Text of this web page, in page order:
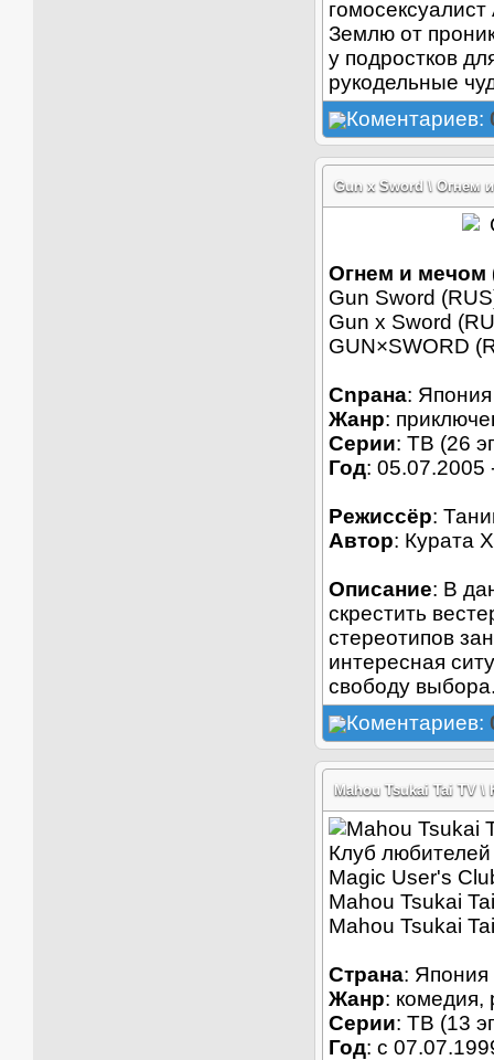
Землю от
у подростков
рукодельные
Коментариев:
Gun x Sword \ Огнем
Огнем и мечом
Gun Sword
Gun x Sword
GUN×SWORD
Cnрана: Япония
Жанр:
Серии: ТВ (26
Год: 05.07.2005
Режиссёр:
Автор: Курата
Описание: В
скрестить
стереотипов
интересная
свободу
Коментариев:
Mahou Tsukai Tai TV \
Клуб
Magic User's
Mahou Tsukai
Mahou Tsukai
Страна: Япония
Жанр: комедия,
Серии: ТВ (13
Год: c